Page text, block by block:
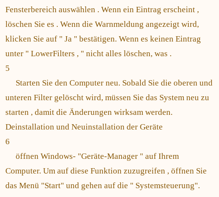
Fensterbereich auswählen . Wenn ein Eintrag erscheint ,
löschen Sie es . Wenn die Warnmeldung angezeigt wird,
klicken Sie auf " Ja " bestätigen. Wenn es keinen Eintrag
unter " LowerFilters , " nicht alles löschen, was .
5
Starten Sie den Computer neu. Sobald Sie die oberen und
unteren Filter gelöscht wird, müssen Sie das System neu zu
starten , damit die Änderungen wirksam werden.
Deinstallation und Neuinstallation der Geräte
6
öffnen Windows- "Geräte-Manager " auf Ihrem
Computer. Um auf diese Funktion zuzugreifen , öffnen Sie
das Menü "Start" und gehen auf die " Systemsteuerung".